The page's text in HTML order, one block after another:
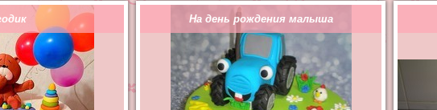
На день рождения малыша